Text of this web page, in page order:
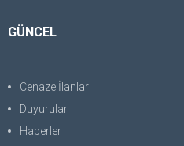
GÜNCEL
Cenaze İlanları
Duyurular
Haberler